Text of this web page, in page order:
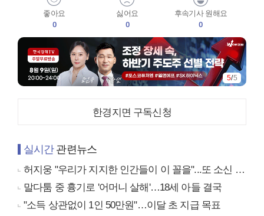
좋아요
0
싫어요
0
후속기사 원해요
0
5/5
한경지면 구독신청
실시간관련뉴스
허지웅 "우리가 지지한 인간들이 이 꼴을"...또 소신 발언
말다툼 중 흉기로 '어머니 살해'…18세 아들 결국
"소득 상관없이 1인 50만원"…이달 초 지급 목표